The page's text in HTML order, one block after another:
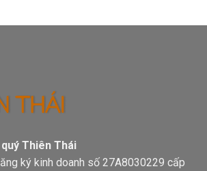
đá quý Thiên Thái
ký kinh doanh số 27A8030229 cấp